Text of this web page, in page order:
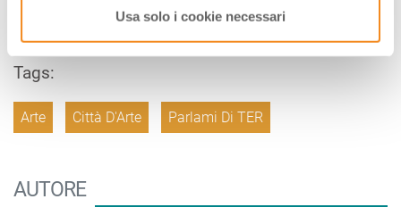
Usa solo i cookie necessari
WWW.TRAMONTIGUERRINO.IT
Tags:
Arte Città D'Arte Parlami Di TER
AUTORE